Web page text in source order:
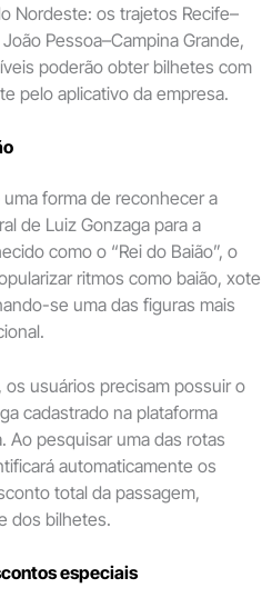
Nordeste: os trajetos Recife–
Pessoa–Campina Grande,
poderão obter bilhetes com
pelo aplicativo da empresa.
forma de reconhecer a
de Luiz Gonzaga para a
como o “Rei do Baião”, o
ritmos como baião, xote
se uma das figuras mais
os usuários precisam possuir o
cadastrado na plataforma
Ao pesquisar uma das rotas
automaticamente os
total da passagem,
dos bilhetes.
especiais